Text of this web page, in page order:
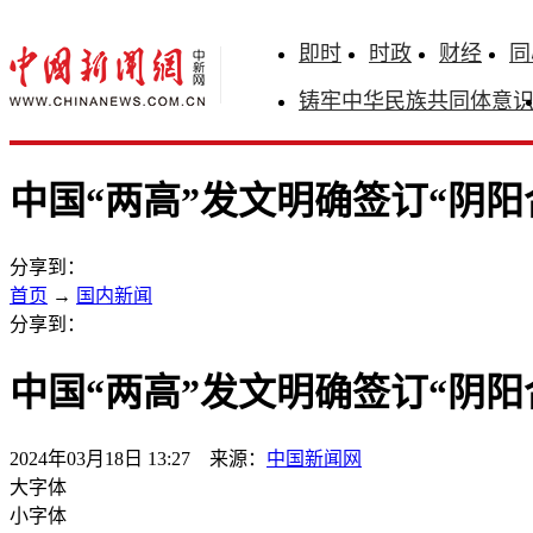
即时 时政 财经
铸牢中华民族共同体意识
中国“两高”发文明确签订“阴
分享到：
首页 → 国内新闻
分享到：
中国“两高”发文明确签订“阴
2024年03月18日 13:27 来源： 中国新闻网
大字体
小字体